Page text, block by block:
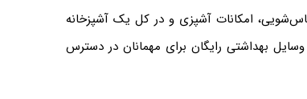
امکانات آشپزی و در کل یک آشپزخانه
بهداشتی رایگان برای مهمانان در دسترس